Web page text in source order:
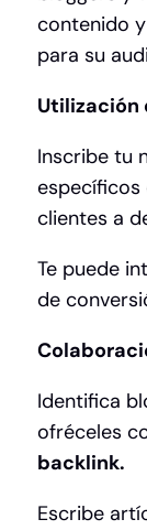
contenido
para su
Utilización
Inscribe tu
específicos
clientes a
Te puede
de
Identifica
ofréceles
backlink.
Escribe